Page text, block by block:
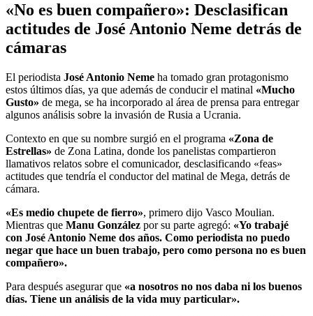
«No es buen compañero»: Desclasifican
actitudes de José Antonio Neme detrás de
cámaras
El periodista José Antonio Neme ha tomado gran protagonismo
estos últimos días, ya que además de conducir el matinal «Mucho
Gusto» de mega, se ha incorporado al área de prensa para entregar
algunos análisis sobre la invasión de Rusia a Ucrania.
Contexto en que su nombre surgió en el programa «Zona de
Estrellas» de Zona Latina, donde los panelistas compartieron
llamativos relatos sobre el comunicador, desclasificando «feas»
actitudes que tendría el conductor del matinal de Mega, detrás de
cámara.
«Es medio chupete de fierro», primero dijo Vasco Moulian.
Mientras que Manu González por su parte agregó: «Yo trabajé
con José Antonio Neme dos años. Como periodista no puedo
negar que hace un buen trabajo, pero como persona no es buen
compañero».
Para después asegurar que «a nosotros no nos daba ni los buenos
días. Tiene un análisis de la vida muy particular».